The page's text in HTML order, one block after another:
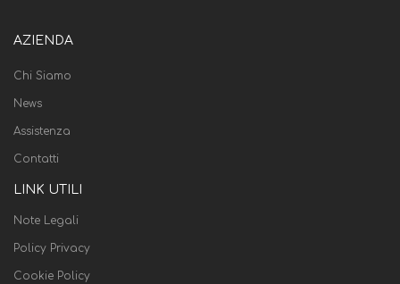
AZIENDA
Chi Siamo
News
Assistenza
Contatti
LINK UTILI
Note Legali
Policy Privacy
Cookie Policy